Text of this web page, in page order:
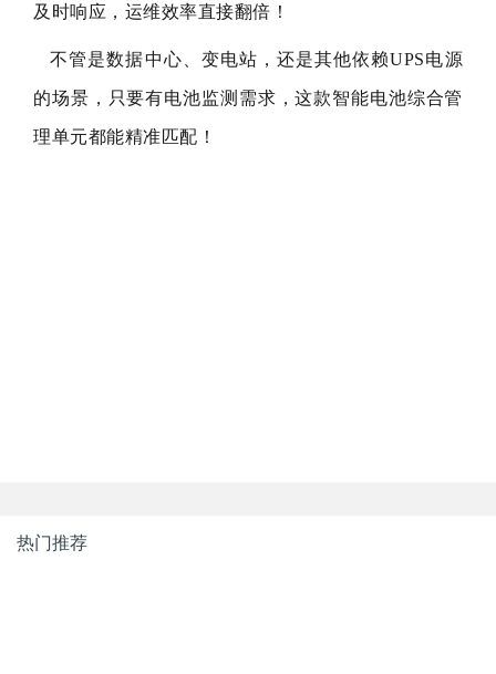
及时响应，运维效率直接翻倍！
不管是数据中心、变电站，还是其他依赖UPS电源
的场景，只要有电池监测需求，这款智能电池综合管
理单元都能精准匹配！
热门推荐